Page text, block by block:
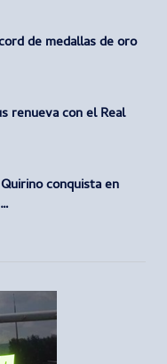
de medallas de oro
renueva con el Real
conquista en